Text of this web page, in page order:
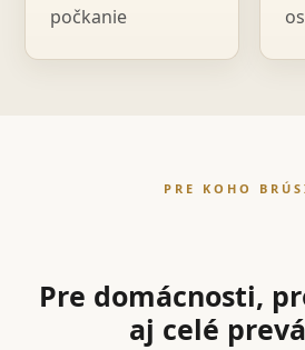
počkanie
PRE KOHO
Pre domácnosti,
aj celé